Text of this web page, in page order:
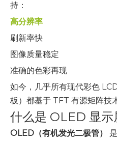
持：
高分辨率
刷新率快
图像质量稳定
准确的色彩再现
如今，几乎所有现代彩色
板）都基于 TFT 有源矩阵技
什么是 OLED 显示
OLED（有机发光二极管）